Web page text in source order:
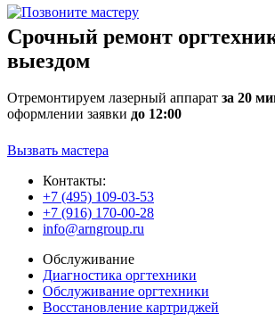
Срочный ремонт
выездом
Отремонтируем лазерный аппарат за 20
оформлении заявки до 12:00
Вызвать мастера
Контакты:
+7 (495) 109-03-53
+7 (916) 170-00-28
info@arngroup.ru
Обслуживание
Диагностика оргтехники
Обслуживание оргтехники
Восстановление картриджей